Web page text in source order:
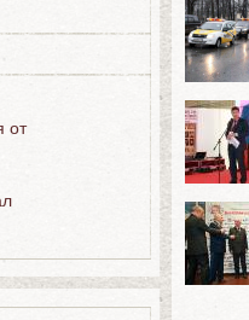
от